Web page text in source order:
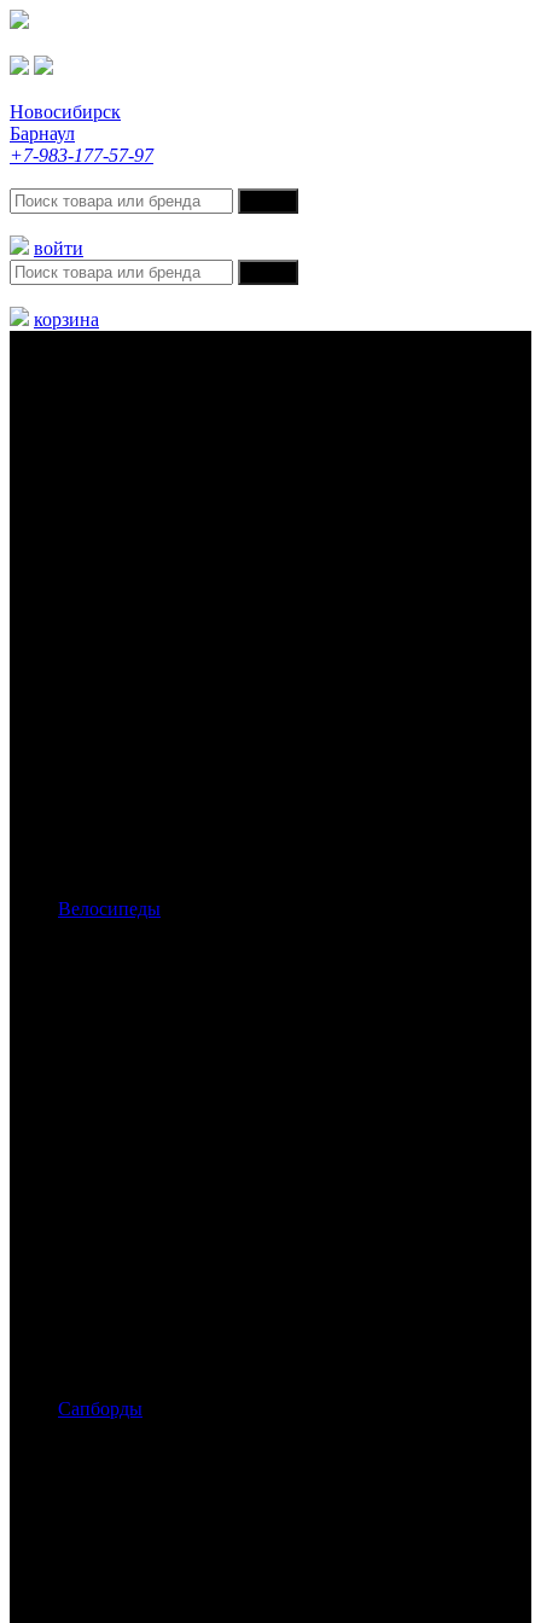
Новосибирск
Барнаул
+7-983-177-57-97
войти
корзина
Велосипеды
Сапборды